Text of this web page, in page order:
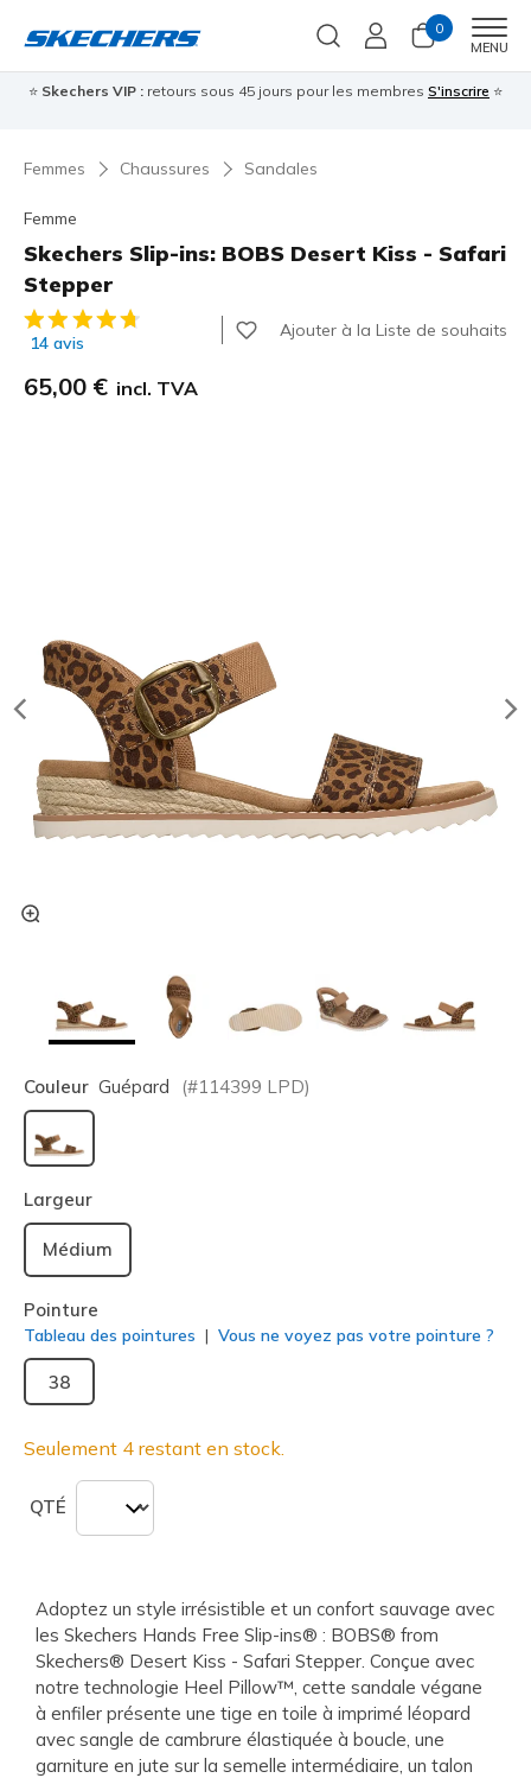
0
MENU
⭐ Skechers VIP : retours sous 45 jours pour les membres S'inscrire ⭐
Femmes Chaussures Sandales
Femme
Skechers Slip-ins: BOBS Desert Kiss - Safari
Stepper
Évaluation client 5 sur 5
14 avis
Ajouter à la Liste de souhaits
65,00 € incl. TVA
Couleur Guépard (#114399 LPD)
sélectionné
Largeur
Médium
Pointure
Tableau des pointures Vous ne voyez pas votre pointure ?
38
Seulement 4 restant en stock.
QTÉ
Adoptez un style irrésistible et un confort sauvage avec
les Skechers Hands Free Slip-ins® : BOBS® from
Skechers® Desert Kiss - Safari Stepper. Conçue avec
notre technologie Heel Pillow™, cette sandale végane
à enfiler présente une tige en toile à imprimé léopard
avec sangle de cambrure élastiquée à boucle, une
garniture en jute sur la semelle intermédiaire, un talon